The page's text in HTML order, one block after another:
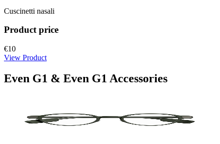
Cuscinetti nasali
Product price
€10
View Product
Even G1 & Even G1 Accessories